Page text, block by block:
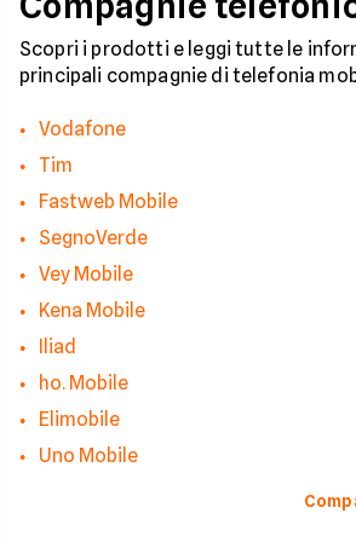
Scopri i prodotti e leggi tutte le
principali compagnie di telefonia
Vodafone
Tim
Fastweb Mobile
SegnoVerde
Vey Mobile
Kena Mobile
Iliad
ho. Mobile
Elimobile
Uno Mobile